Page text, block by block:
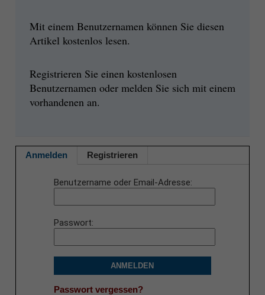
Mit einem Benutzernamen können Sie diesen
Artikel kostenlos lesen.
Registrieren Sie einen kostenlosen
Benutzernamen oder melden Sie sich mit einem
vorhandenen an.
Anmelden Registrieren
Benutzername oder Email-Adresse
Passwort
ANMELDEN
Passwort vergessen?